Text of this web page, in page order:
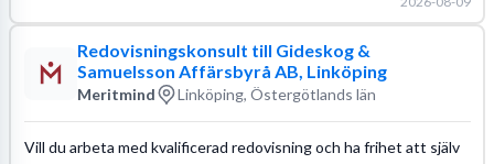
Redovisningskonsult till Gideskog &
Samuelsson Affärsbyrå AB, Linköping
Meritmind Linköping, Östergötlands län
Vill du arbeta med kvalificerad redovisning och ha frihet att själv